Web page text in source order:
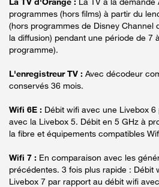
programmes (hors films) à partir du
(hors programmes de Disney Channel
la diffusion) pendant une période de 7
programme).
L'enregistreur TV : Avec décodeur
conservés 36 mois.
Wifi 6E : Débit wifi avec une Livebox
avec la Livebox 5. Débit en 5 GHz à
la fibre et équipements compatibles
Wifi 7 : En comparaison avec les
précédentes. 3 fois plus rapide : Débit
Livebox 7 par rapport au débit wifi